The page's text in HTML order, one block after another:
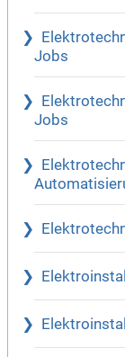
Jobs
Jobs